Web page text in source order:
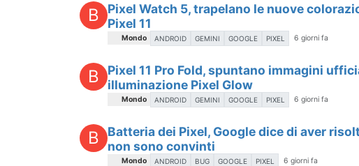
B
Pixel Watch 5, trapelano le nuove
Pixel 11
Mondo ANDROID GEMINI GOOGLE PIXEL 6 giorni fa
B
Pixel 11 Pro Fold, spuntano immagini
illuminazione Pixel Glow
Mondo ANDROID GEMINI GOOGLE PIXEL 6 giorni fa
B
Batteria dei Pixel, Google dice di aver
non sono convinti
Mondo ANDROID BUG GOOGLE PIXEL 6 giorni fa